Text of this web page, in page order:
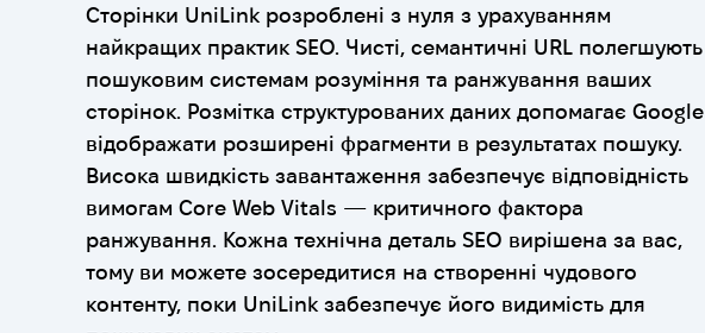
Сторінки UniLink розроблені з нуля з урахуванням
найкращих практик SEO. Чисті, семантичні URL полегшують
пошуковим системам розуміння та ранжування ваших
сторінок. Розмітка структурованих даних допомагає Google
відображати розширені фрагменти в результатах пошуку.
Висока швидкість завантаження забезпечує відповідність
вимогам Core Web Vitals — критичного фактора
ранжування. Кожна технічна деталь SEO вирішена за вас,
тому ви можете зосередитися на створенні чудового
контенту, поки UniLink забезпечує його видимість для